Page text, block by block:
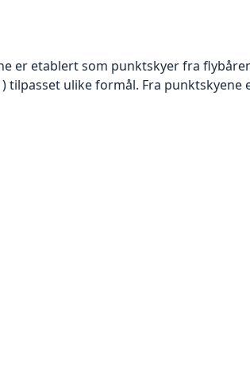
er etablert som punktskyer fra
ulike formål. Fra punktskyene